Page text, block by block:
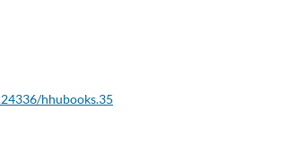
hhubooks.35